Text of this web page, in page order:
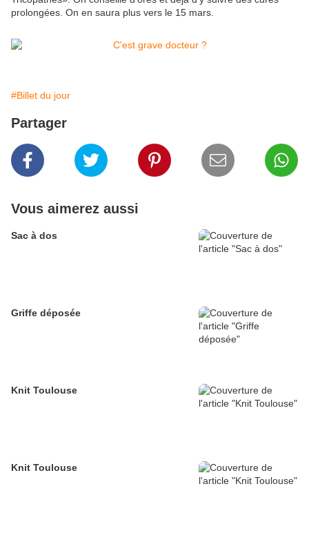
prolongées. On en saura plus vers le 15 mars.
#Billet du jour
Partager
Vous aimerez aussi
Sac à dos
Griffe déposée
Knit Toulouse
Knit Toulouse